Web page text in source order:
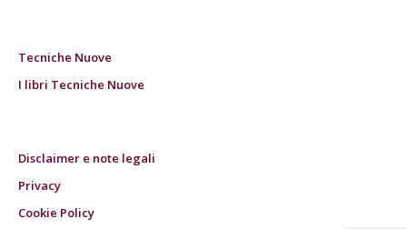
Tecniche Nuove
I libri Tecniche Nuove
Disclaimer e note legali
Privacy
Cookie Policy